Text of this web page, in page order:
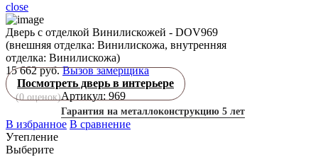
close
Дверь с отделкой Винилискожей - DOV969
(внешняя отделка: Винилискожа, внутренняя
отделка: Винилискожа)
15 662 руб. Вызов замерщика
Посмотреть дверь в интерьере
(0оценок)Артикул: 969
Гарантия на металлоконструкцию 5 лет
В избранное В сравнение
Утепление
Выберите